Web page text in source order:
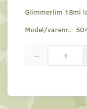
Glimmerlim 18ml
Model/varenr.: